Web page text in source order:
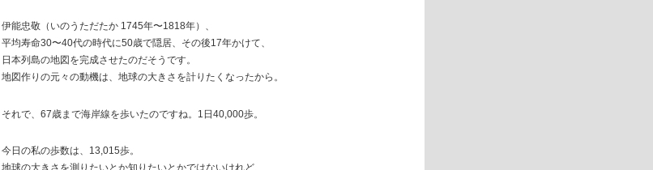
伊能忠敬（いのうただたか 1745年〜1818年）、
平均寿命30〜40代の時代に50歳で隠居、その後17年かけて、
日本列島の地図を完成させたのだそうです。
地図作りの元々の動機は、地球の大きさを計りたくなったから。
それで、67歳まで海岸線を歩いたのですね。1日40,000歩。
今日の私の歩数は、13,015歩。
地球の大きさを測りたいとか知りたいとかではないけれど、